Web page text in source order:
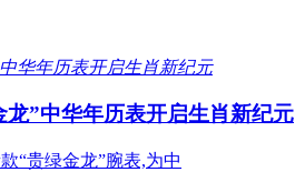
”中华年历表开启生肖新纪元
“贵绿金龙”腕表,为中